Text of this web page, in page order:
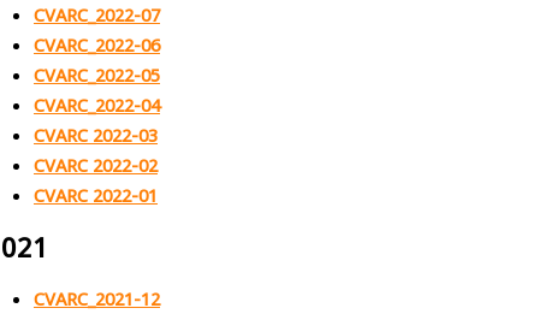
CVARC_2022-07
CVARC_2022-06
CVARC_2022-05
CVARC_2022-04
CVARC 2022-03
CVARC 2022-02
CVARC 2022-01
CVARC_2021-12